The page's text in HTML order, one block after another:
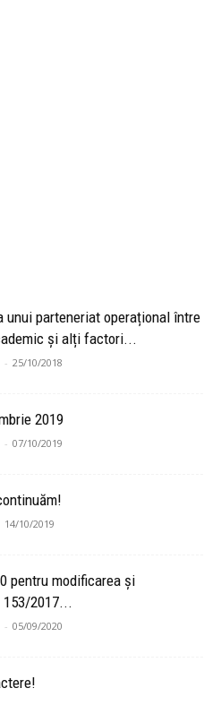
parteneriat operațional între
și alți factori...
- 25/10/2018
2019
- 07/10/2019
14/10/2019
pentru modificarea și
2017...
- 05/09/2020